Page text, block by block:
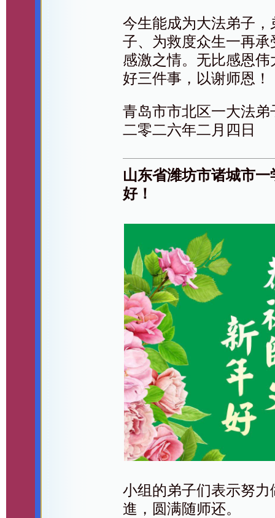
今生能成为大法弟子
子、为救度众生一再
感激之情。无比感恩
好三件事，以谢师恩！
青岛市市北区一大法弟
二零二六年二月四日
山东省潍坊市诸城市
好！
小组的弟子们表示努
進，圆满随师还。